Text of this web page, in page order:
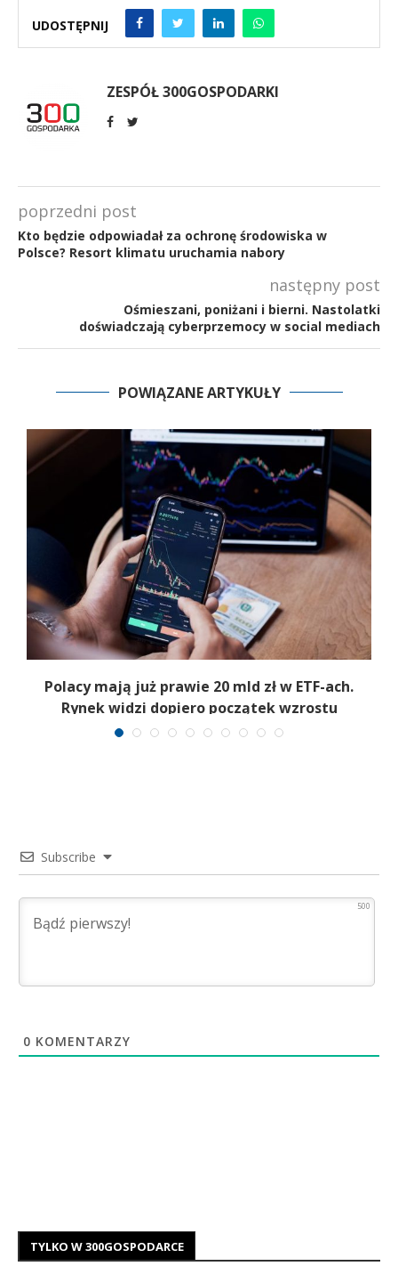
UDOSTĘPNIJ
ZESPÓŁ 300GOSPODARKI
poprzedni post
Kto będzie odpowiadał za ochronę środowiska w
Polsce? Resort klimatu uruchamia nabory
następny post
Ośmieszani, poniżani i bierni. Nastolatki
doświadczają cyberprzemocy w social mediach
POWIĄZANE ARTYKUŁY
Polacy mają już prawie 20 mld zł w ETF-ach.
Rynek widzi dopiero początek wzrostu
Subscribe
500
0 KOMENTARZY
TYLKO W 300GOSPODARCE